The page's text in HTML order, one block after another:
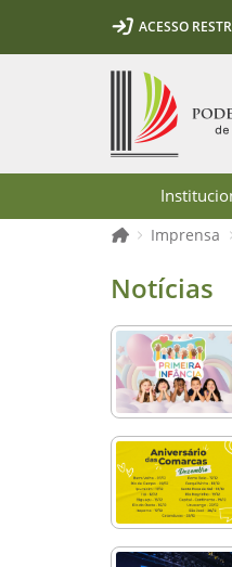
Ir para o conteúdo
Ir para a ferramenta de
Ir para o menu principal
Ir para a pesquisa
Ir para o rodapé
Ir para a página inicial
ACESSO
Página inicial
Imprensa
Notícias -Notícias